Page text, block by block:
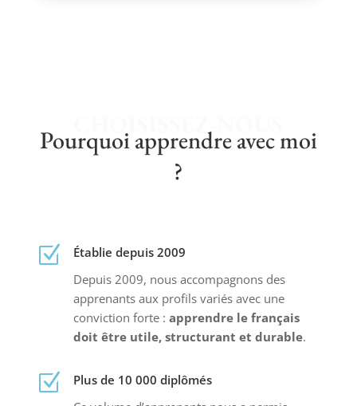
CHOISISSEZ-NOUS
Pourquoi apprendre avec moi
?
Z
Établie depuis 2009
Depuis 2009, nous accompagnons des
apprenants aux profils variés avec une
conviction forte : apprendre le français
doit être utile, structurant et durable.
Z
Plus de 10 000 diplômés